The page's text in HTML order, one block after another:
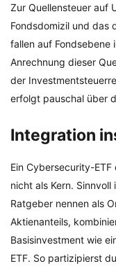
Zur Quellensteuer auf
Fondsdomizil und das
fallen auf Fondsebene
Anrechnung dieser
der
erfolgt pauschal über
Integration
Ein Cybersecurity-
nicht als Kern.
Ratgeber nennen als
Aktienanteils,
Basisinvestment wie
ETF. So partizipierst